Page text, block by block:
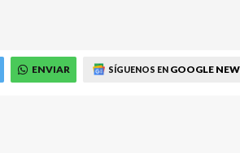
ENVIAR SÍGUENOS EN GOOGLE